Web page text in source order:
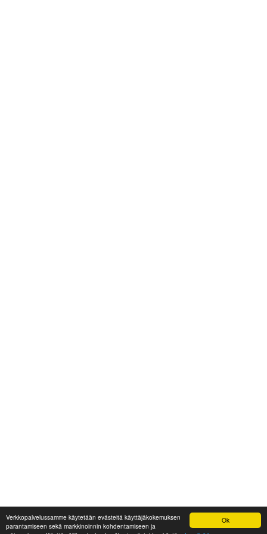
Ok
Verkkopalvelussamme käytetään evästeitä käyttäjäkokemuksen
parantamiseen sekä markkinoinnin kohdentamiseen ja